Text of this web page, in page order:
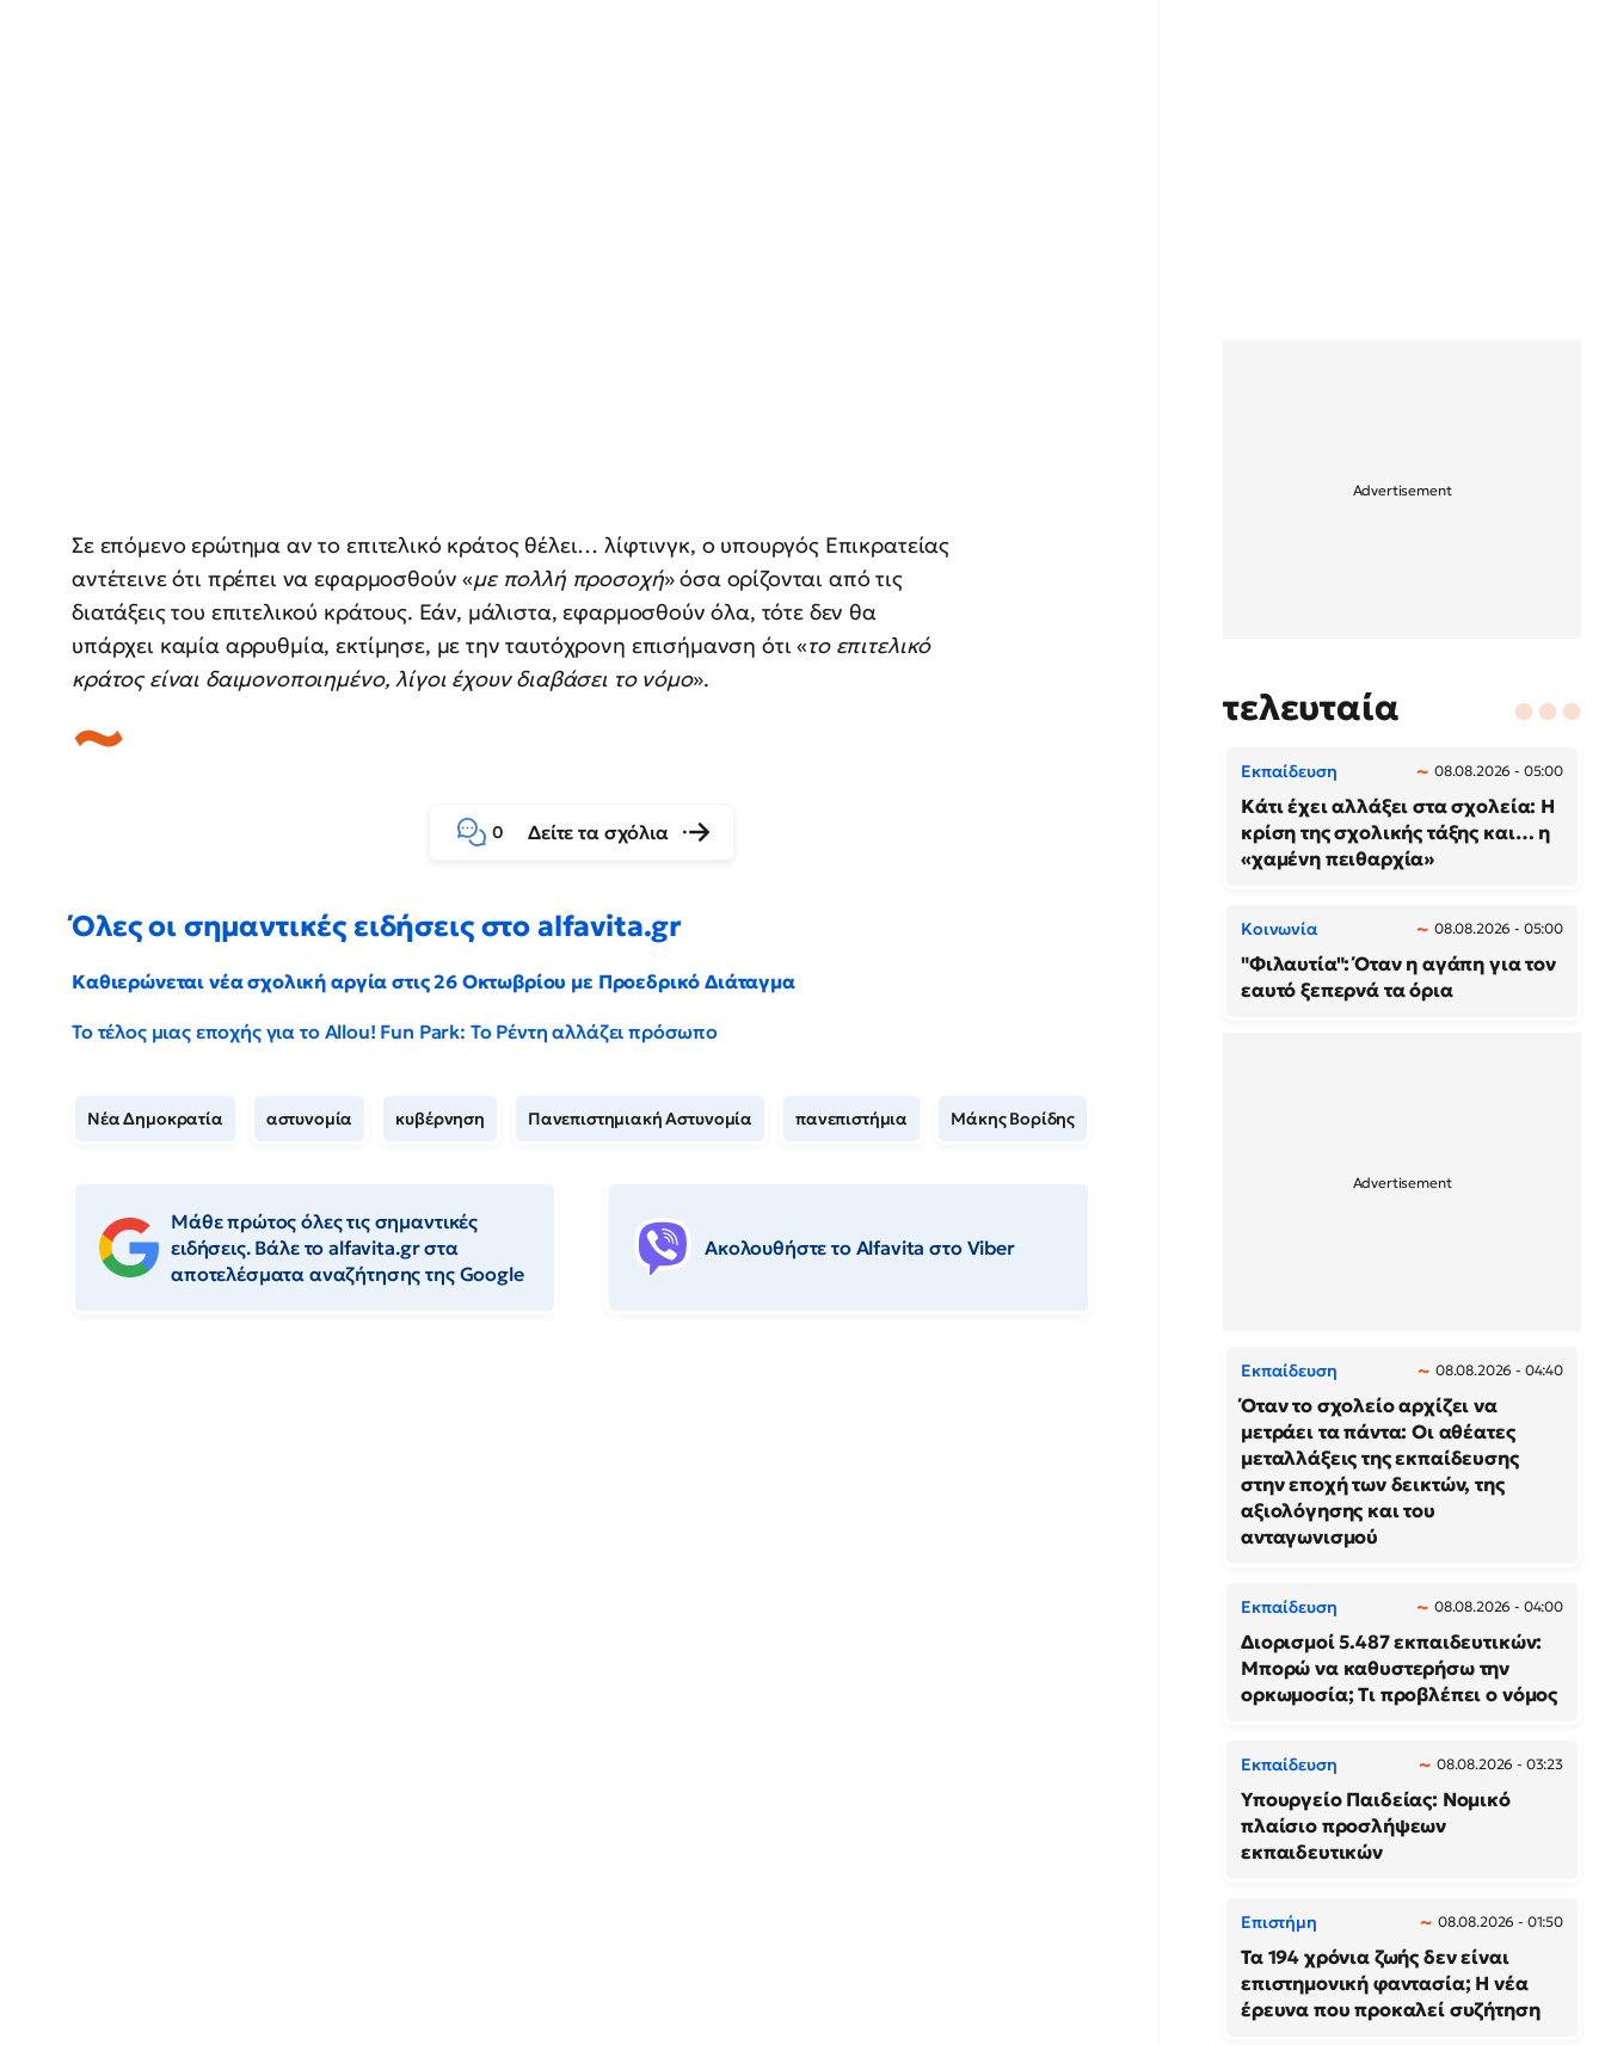
Σε επόμενο ερώτημα αν το επιτελικό κράτος θέλει… λίφτινγκ, ο υπουργός Επικρατείας
αντέτεινε ότι πρέπει να εφαρμοσθούν «με πολλή προσοχή» όσα ορίζονται από τις
διατάξεις του επιτελικού κράτους. Εάν, μάλιστα, εφαρμοσθούν όλα, τότε δεν θα
υπάρχει καμία αρρυθμία, εκτίμησε, με την ταυτόχρονη επισήμανση ότι «το επιτελικό
κράτος είναι δαιμονοποιημένο, λίγοι έχουν διαβάσει το νόμο».
0 Δείτε τα σχόλια
Όλες οι σημαντικές ειδήσεις στο alfavita.gr
Καθιερώνεται νέα σχολική αργία στις 26 Οκτωβρίου με Προεδρικό Διάταγμα
Το τέλος μιας εποχής για το Allou! Fun Park: Το Ρέντη αλλάζει πρόσωπο
Νέα Δημοκρατία αστυνομία κυβέρνηση Πανεπιστημιακή Αστυνομία πανεπιστήμια Μάκης Βορίδης
Μάθε πρώτος όλες τις σημαντικές
ειδήσεις. Βάλε το alfavita.gr στα
αποτελέσματα αναζήτησης της Google
Ακολουθήστε το Αlfavita στο Viber
τελευταία
Εκπαίδευση 08.08.2026 - 05:00
Κάτι έχει αλλάξει στα σχολεία: H
κρίση της σχολικής τάξης και… η
«χαμένη πειθαρχία»
Κοινωνία 08.08.2026 - 05:00
"Φιλαυτία": Όταν η αγάπη για τον
εαυτό ξεπερνά τα όρια
Εκπαίδευση 08.08.2026 - 04:40
Όταν το σχολείο αρχίζει να
μετράει τα πάντα: Οι αθέατες
μεταλλάξεις της εκπαίδευσης
στην εποχή των δεικτών, της
αξιολόγησης και του
ανταγωνισμού
Εκπαίδευση 08.08.2026 - 04:00
Διορισμοί 5.487 εκπαιδευτικών:
Μπορώ να καθυστερήσω την
ορκωμοσία; Τι προβλέπει ο νόμος
Εκπαίδευση 08.08.2026 - 03:23
Υπουργείο Παιδείας: Νομικό
πλαίσιο προσλήψεων
εκπαιδευτικών
Επιστήμη 08.08.2026 - 01:50
Τα 194 χρόνια ζωής δεν είναι
επιστημονική φαντασία; Η νέα
έρευνα που προκαλεί συζήτηση